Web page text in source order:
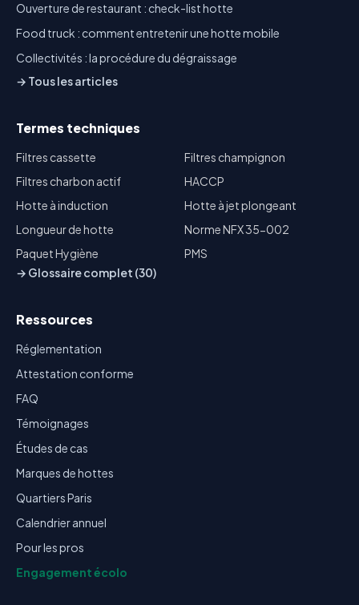
Ouverture de restaurant : check-list hotte
Food truck : comment entretenir une hotte mobile
Collectivités : la procédure du dégraissage
→ Tous les articles
Termes techniques
Filtres cassette
Filtres champignon
Filtres charbon actif
HACCP
Hotte à induction
Hotte à jet plongeant
Longueur de hotte
Norme NFX 35-002
Paquet Hygiène
PMS
→ Glossaire complet (30)
Ressources
Réglementation
Attestation conforme
FAQ
Témoignages
Études de cas
Marques de hottes
Quartiers Paris
Calendrier annuel
Pour les pros
Engagement écolo